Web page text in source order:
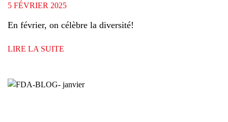
5 FÉVRIER 2025
En février, on célèbre la diversité!
LIRE LA SUITE